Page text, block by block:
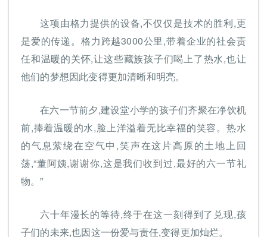
这项由格力提供的设备,不仅仅是技术的胜利,更
是爱的传递。格力跨越3000公里,带着企业的社会责
任和温暖的关怀,让这些藏族孩子们喝上了热水,也让
他们的梦想因此变得更加清晰和明亮。
在六一节前夕,建设堂小学的孩子们齐聚在净饮机
前,捧着温暖的水,脸上洋溢着无比幸福的笑容。热水
的气息萦绕在空气中,笑声在这片高原的土地上回
荡,“董阿姨,谢谢你,这是我们收到过,最好的六一节礼
物。”
六十年漫长的等待,终于在这一刻得到了兑现,孩
子们的未来,也因这一份爱与责任,变得更加灿烂。